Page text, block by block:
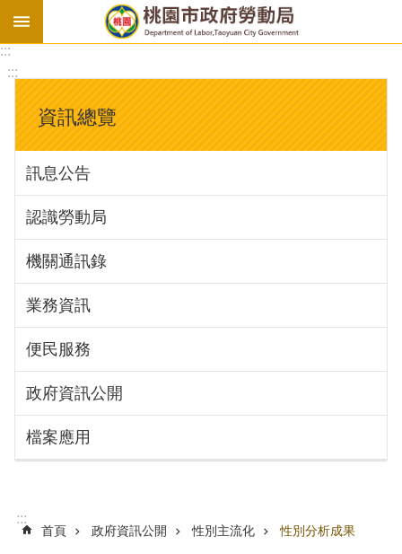
基
法
勞
資
會
庇
護
工
場
進
訊
息
公
識
:::
:::
資訊總覽
訊息公告
認識勞動局
機關通訊錄
業務資訊
便民服務
政府資訊公開
檔案應用
:::
首頁 政府資訊公開 性別主流化 性別分析成果